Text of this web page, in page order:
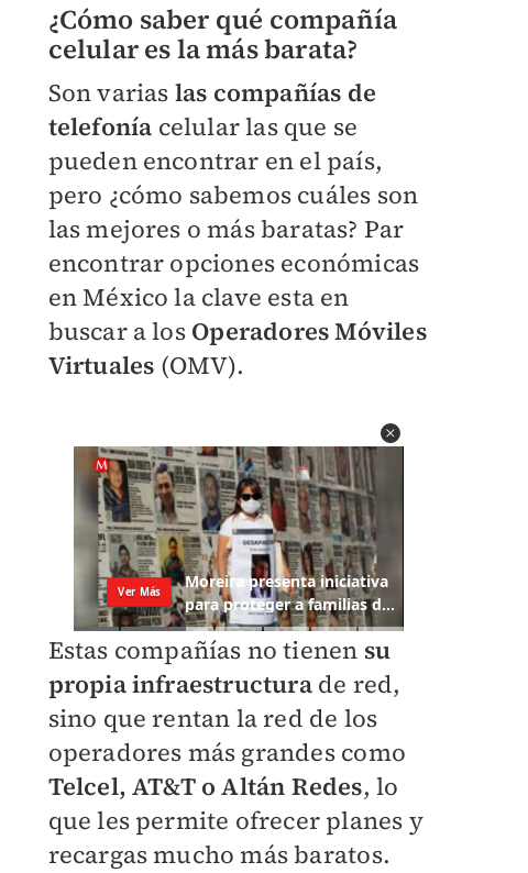
¿Cómo saber qué compañía
celular es la más barata?
Son varias las compañías de
telefonía celular las que se
pueden encontrar en el país,
pero ¿cómo sabemos cuáles son
las mejores o más baratas? Par
encontrar opciones económicas
en México la clave esta en
buscar a los Operadores Móviles
Virtuales (OMV).
Estas compañías no tienen su
propia infraestructurade red,
sino que rentan la red de los
operadores más grandes como
Telcel, AT&T o Altán Redes, lo
que les permite ofrecer planes y
recargas mucho más baratos.